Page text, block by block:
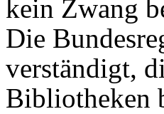
kein Zwang
Die
verständigt,
Bibliotheken